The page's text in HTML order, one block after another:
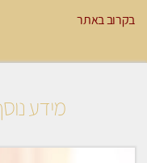
בקרוב באתר
מידע